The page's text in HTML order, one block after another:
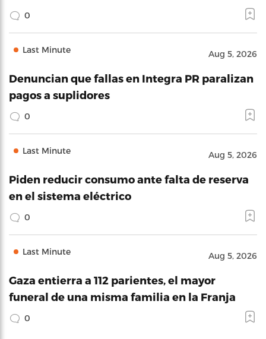
0
Last Minute Aug 5, 2026
Denuncian que fallas en Integra PR paralizan
pagos a suplidores
0
Last Minute Aug 5, 2026
Piden reducir consumo ante falta de reserva
en el sistema eléctrico
0
Last Minute Aug 5, 2026
Gaza entierra a 112 parientes, el mayor
funeral de una misma familia en la Franja
0